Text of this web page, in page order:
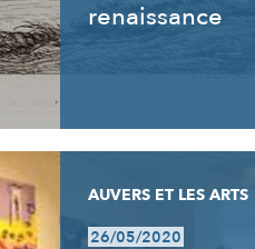
renaissance
AUVERS ET LES ARTS
26/05/2020